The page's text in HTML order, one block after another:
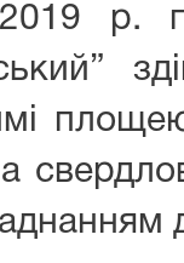
р.